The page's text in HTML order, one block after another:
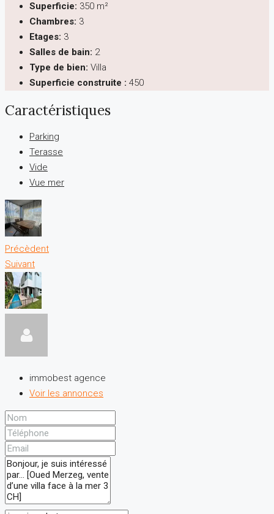
Superficie: 350 m²
Chambres: 3
Etages: 3
Salles de bain: 2
Type de bien: Villa
Superficie construite : 450
Caractéristiques
Parking
Terasse
Vide
Vue mer
Précèdent
Suivant
immobest agence
Voir les annonces